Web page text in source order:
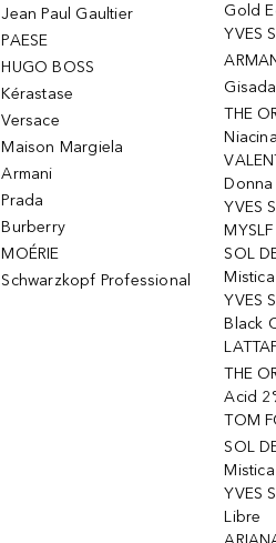
Jean Paul Gaultier
PAESE
HUGO BOSS
Kérastase
Versace
Maison Margiela
Armani
Prada
Burberry
MOÉRIE
Schwarzkopf Professional
Gold
YVES
THE
Donna
YVES
MYSLF
SOL
Mistica
YVES
Black
THE
Acid
TOM
SOL
Mistica
YVES
Libre